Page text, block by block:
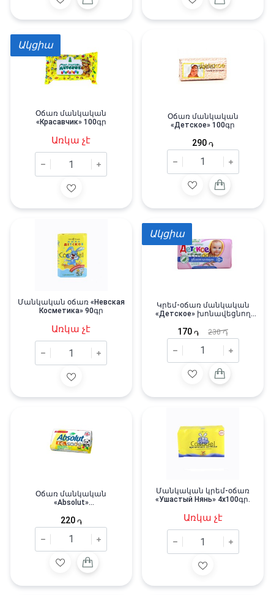
Օճառ մանկական
«Красавчик» 100գր
Առկա չէ
Ակցիա
Օճառ մանկական
«Детское» 100գր
290 ֏
Մանկական օճառ «Невская
Косметика» 90գր
Առկա չէ
Կրեմ-օճառ մանկական
«Детское» խոնավեցնող
170 ֏ 230֏
Ակցիա
Օճառ մանկական
«Absolut»
220 ֏
Մանկական կրեմ-օճառ
«Ушастый Нянь» 4x100գր.
Առկա չէ